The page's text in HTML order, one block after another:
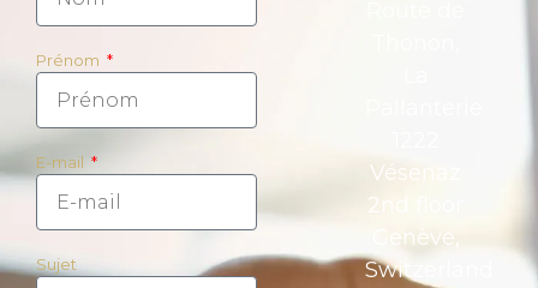
Prénom
E-mail
Sujet
Vésenaz
2nd floor
Genève,
Switzerland